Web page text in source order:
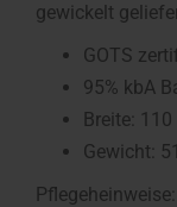
gewickelt
GOTS
95% kbA
Breite:
Gewicht:
Pflegeheinweise: